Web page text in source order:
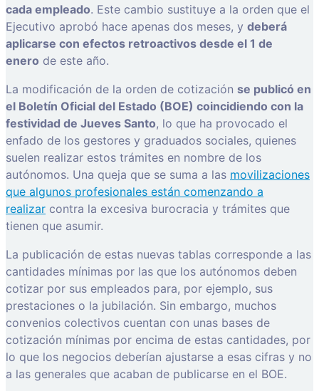
cada empleado. Este cambio sustituye a la orden que el
Ejecutivo aprobó hace apenas dos meses, y deberá
aplicarse con efectos retroactivos desde el 1 de
enero de este año.
La modificación de la orden de cotización se publicó en
el Boletín Oficial del Estado (BOE) coincidiendo con la
festividad de Jueves Santo, lo que ha provocado el
enfado de los gestores y graduados sociales, quienes
suelen realizar estos trámites en nombre de los
autónomos. Una queja que se suma a las movilizaciones
que algunos profesionales están comenzando a
realizar contra la excesiva burocracia y trámites que
tienen que asumir.
La publicación de estas nuevas tablas corresponde a las
cantidades mínimas por las que los autónomos deben
cotizar por sus empleados para, por ejemplo, sus
prestaciones o la jubilación. Sin embargo, muchos
convenios colectivos cuentan con unas bases de
cotización mínimas por encima de estas cantidades, por
lo que los negocios deberían ajustarse a esas cifras y no
a las generales que acaban de publicarse en el BOE.